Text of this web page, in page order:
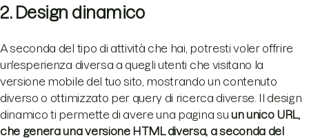
2. Design dinamico
A seconda del tipo di attività che hai, potresti voler offrire
un'esperienza diversa a quegli utenti che visitano la
versione mobile del tuo sito, mostrando un contenuto
diverso o ottimizzato per query di ricerca diverse. Il design
dinamico ti permette di avere una pagina su un unico URL,
che genera una versione HTML diversa, a seconda del